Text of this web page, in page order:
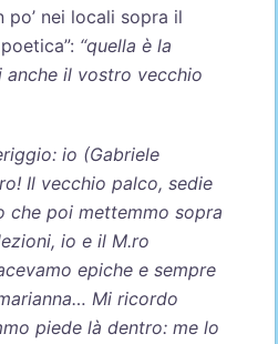
po’ nei locali sopra il
“quella è la
anche il vostro vecchio
io (Gabriele
Il vecchio palco, sedie
poi mettemmo sopra
io e il M.ro
epiche e sempre
Mi ricordo
piede là dentro: me lo